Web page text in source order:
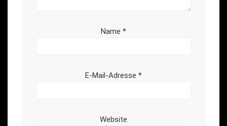
Name *
E-Mail-Adresse *
Website